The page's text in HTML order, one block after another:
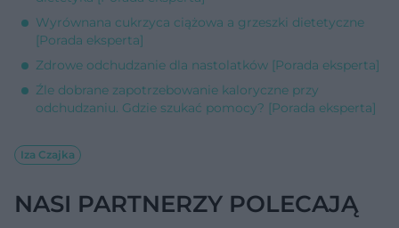
Wyrównana cukrzyca ciążowa a grzeszki dietetyczne
[Porada eksperta]
Zdrowe odchudzanie dla nastolatków [Porada eksperta]
Źle dobrane zapotrzebowanie kaloryczne przy
odchudzaniu. Gdzie szukać pomocy? [Porada eksperta]
Iza Czajka
NASI PARTNERZY POLECAJĄ